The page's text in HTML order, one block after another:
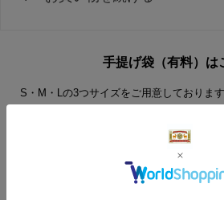
手提げ袋（有料）は
S・M・Lの3つサイズをご用意しております